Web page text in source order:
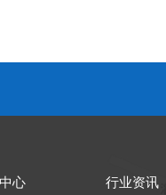
心 行业资讯